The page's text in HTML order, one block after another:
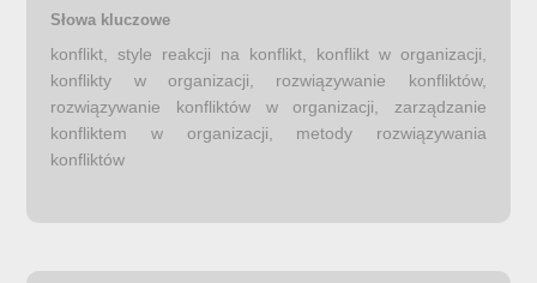
Słowa kluczowe
konflikt, style reakcji na konflikt, konflikt w organizacji,
konflikty w organizacji, rozwiązywanie konfliktów,
rozwiązywanie konfliktów w organizacji, zarządzanie
konfliktem w organizacji, metody rozwiązywania
konfliktów